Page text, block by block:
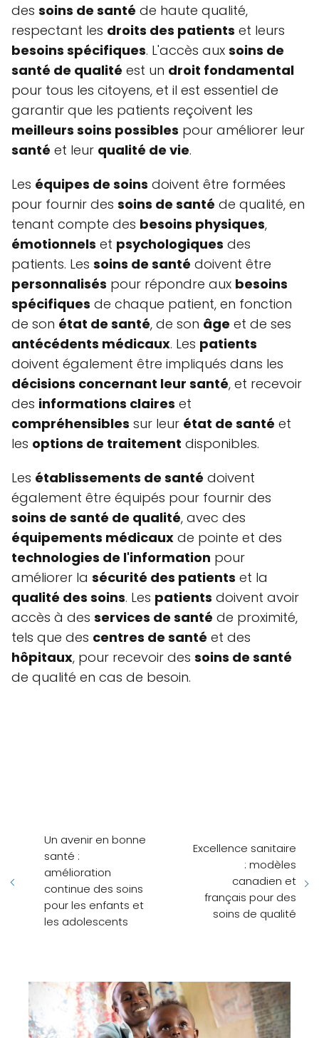
des soins de santé de haute qualité,
respectant les droits des patients et leurs
besoins spécifiques. L'accès aux soins de
santé de qualité est un droit fondamental
pour tous les citoyens, et il est essentiel de
garantir que les patients reçoivent les
meilleurs soins possibles pour améliorer leur
santé et leur qualité de vie.
Les équipes de soins doivent être formées
pour fournir des soins de santé de qualité, en
tenant compte des besoins physiques,
émotionnels et psychologiques des
patients. Les soins de santé doivent être
personnalisés pour répondre aux besoins
spécifiques de chaque patient, en fonction
de son état de santé, de son âge et de ses
antécédents médicaux. Les patients
doivent également être impliqués dans les
décisions concernant leur santé, et recevoir
des informations claires et
compréhensibles sur leur état de santé et
les options de traitement disponibles.
Les établissements de santé doivent
également être équipés pour fournir des
soins de santé de qualité, avec des
équipements médicaux de pointe et des
technologies de l'information pour
améliorer la sécurité des patients et la
qualité des soins. Les patients doivent avoir
accès à des services de santé de proximité,
tels que des centres de santé et des
hôpitaux, pour recevoir des soins de santé
de qualité en cas de besoin.
Un avenir en bonne
santé :
amélioration
continue des soins
pour les enfants et
les adolescents
Excellence sanitaire
: modèles
canadien et
français pour des
soins de qualité